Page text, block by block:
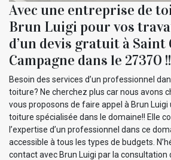
Avec une entreprise de
Brun Luigi pour vos
d’un devis gratuit à Saint
Campagne dans le 27370 !!
Besoin des services d’un professionnel
toiture? Ne cherchez plus car nous avons
vous proposons de faire appel à Brun
toiture spécialisée dans le domaine!! Elle
l’expertise d’un professionnel dans ce
accessible à tous les types de budgets.
contact avec Brun Luigi par la consultation